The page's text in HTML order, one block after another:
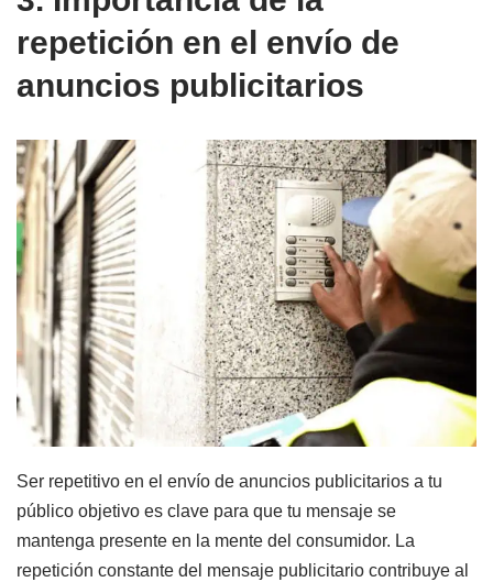
repetición en el envío de
anuncios publicitarios
Ser repetitivo en el envío de anuncios publicitarios a tu
público objetivo es clave para que tu mensaje se
mantenga presente en la mente del consumidor. La
repetición constante del mensaje publicitario contribuye al